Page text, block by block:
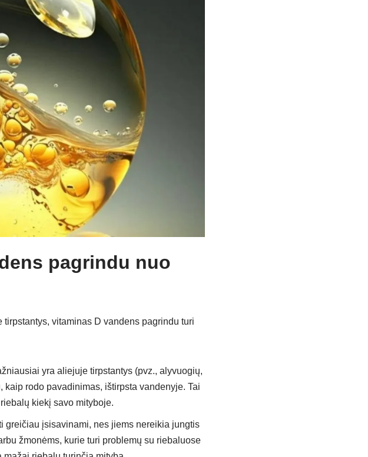
pagrindu nuo
vitaminas D vandens pagrindu turi
yra aliejuje tirpstantys (pvz., alyvuogių,
rodo pavadinimas, ištirpsta vandenyje. Tai
kiekį savo mityboje.
įsisavinami, nes jiems nereikia jungtis
žmonėms, kurie turi problemų su riebaluose